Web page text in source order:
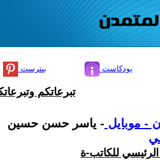
بنترست بودكاست
تبرعاتكم
- موبايل - ياسر حسن حسين
للكاتب-ة